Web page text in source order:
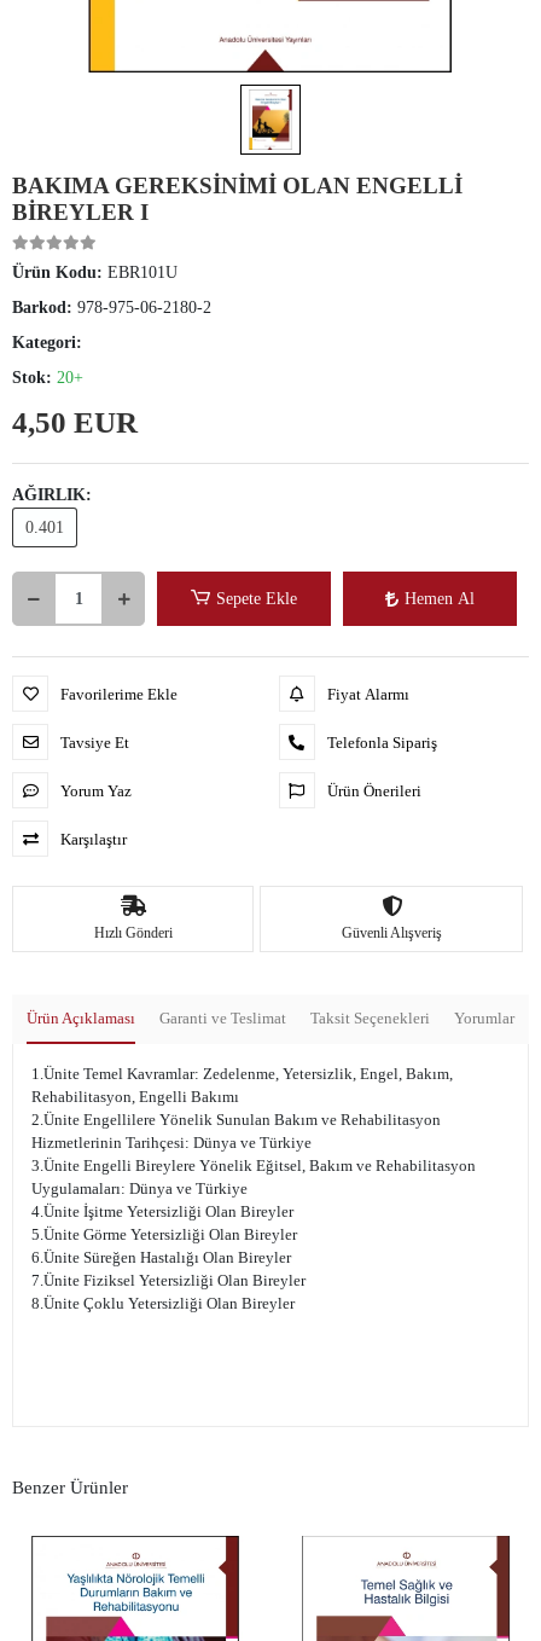
BAKIMA GEREKSİNİMİ OLAN ENGELLİ
BİREYLER I
Ürün Kodu: EBR101U
Barkod: 978-975-06-2180-2
Kategori:
Stok: 20+
4,50 EUR
AĞIRLIK:
0.401
Sepete Ekle Hemen Al
Favorilerime Ekle
Tavsiye Et
Yorum Yaz
Karşılaştır
Fiyat Alarmı
Telefonla Sipariş
Ürün Önerileri
Hızlı Gönderi Güvenli Alışveriş
Ürün Açıklaması Garanti ve Teslimat Taksit Seçenekleri Yorumlar
1.Ünite Temel Kavramlar: Zedelenme, Yetersizlik, Engel, Bakım,
Rehabilitasyon, Engelli Bakımı
2.Ünite Engellilere Yönelik Sunulan Bakım ve Rehabilitasyon
Hizmetlerinin Tarihçesi: Dünya ve Türkiye
3.Ünite Engelli Bireylere Yönelik Eğitsel, Bakım ve Rehabilitasyon
Uygulamaları: Dünya ve Türkiye
4.Ünite İşitme Yetersizliği Olan Bireyler
5.Ünite Görme Yetersizliği Olan Bireyler
6.Ünite Süreğen Hastalığı Olan Bireyler
7.Ünite Fiziksel Yetersizliği Olan Bireyler
8.Ünite Çoklu Yetersizliği Olan Bireyler
Benzer Ürünler